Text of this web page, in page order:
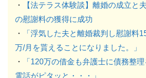
・
【法テラス体験談】離婚の成立と
の慰謝料の獲得に成功
・
「浮気した夫と離婚裁判し慰謝料
万/月を貰えることになりました。」
・
「120万の借金も弁護士に債務整
電話がピタッと・・・」